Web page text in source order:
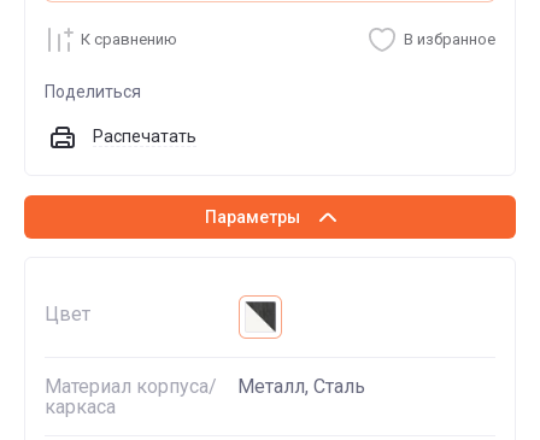
К сравнению В избранное
Поделиться
Распечатать
Параметры
Цвет
Материал корпуса/
каркаса
Металл, Сталь